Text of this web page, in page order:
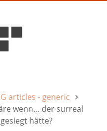
articles - generic
wenn… der surreal
hätte?